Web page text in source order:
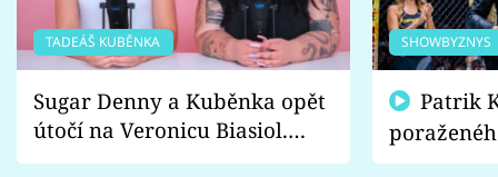
TADEÁŠ KUBĚNKA
Sugar Denny a Kuběnka opět
útočí na Veronicu Biasiol.
Proč je podle nich falešná a
SHOWBYZNYS
fanoušci